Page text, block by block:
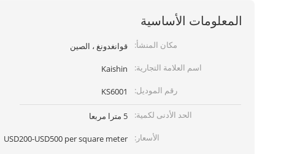
المعلومات الأساسية
مكان المنشأ:
قوانغدونغ ، الصين
اسم العلامة التجارية:
Kaishin
رقم الموديل:
KS6001
الحد الأدنى لكمية:
5 مترا مربعا
الأسعار:
USD200-USD500 per square meter